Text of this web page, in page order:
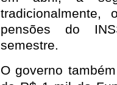
pensões do
semestre.
O governo